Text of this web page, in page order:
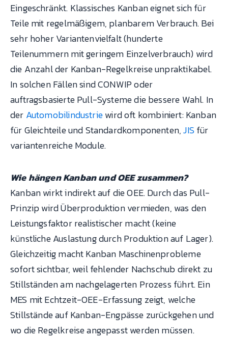
Eingeschränkt. Klassisches Kanban eignet sich für
Teile mit regelmäßigem, planbarem Verbrauch. Bei
sehr hoher Variantenvielfalt (hunderte
Teilenummern mit geringem Einzelverbrauch) wird
die Anzahl der Kanban-Regelkreise unpraktikabel.
In solchen Fällen sind CONWIP oder
auftragsbasierte Pull-Systeme die bessere Wahl. In
der Automobilindustriewird oft kombiniert: Kanban
für Gleichteile und Standardkomponenten,JISfür
variantenreiche Module.
Wie hängen Kanban und OEE zusammen?
Kanban wirkt indirekt auf die OEE. Durch das Pull-
Prinzip wird Überproduktion vermieden, was den
Leistungsfaktor realistischer macht (keine
künstliche Auslastung durch Produktion auf Lager).
Gleichzeitig macht Kanban Maschinenprobleme
sofort sichtbar, weil fehlender Nachschub direkt zu
Stillständen am nachgelagerten Prozess führt. Ein
MES mit Echtzeit-OEE-Erfassung zeigt, welche
Stillstände auf Kanban-Engpässe zurückgehen und
wo die Regelkreise angepasst werden müssen.